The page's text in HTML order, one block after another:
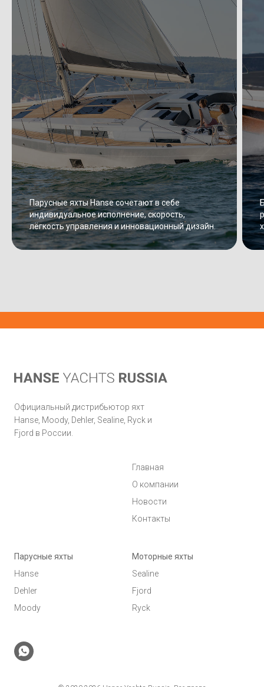
Парусные яхты Hanse сочетают в себе
индивидуальное исполнение, скорость,
лёгкость управления и инновационный дизайн.
Официальный дистрибьютор яхт
Hanse, Moody, Dehler, Sealine, Ryck и
Fjord в России.
Главная
О компании
Новости
Контакты
Парусные яхты
Hanse
Dehler
Moody
Моторные яхты
Sealine
Fjord
Ryck